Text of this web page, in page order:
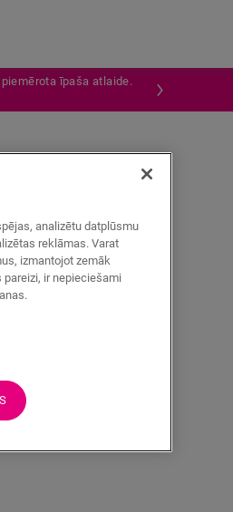
īpaša atlaide.
analizētu datplūsmu
reklāmas. Varat
izmantojot zemāk
ir nepieciešami